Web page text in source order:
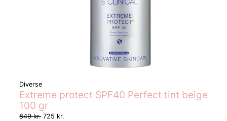
Diverse
Extreme protect SPF40 Perfect tint beige
100 gr
849kr. 725 kr.